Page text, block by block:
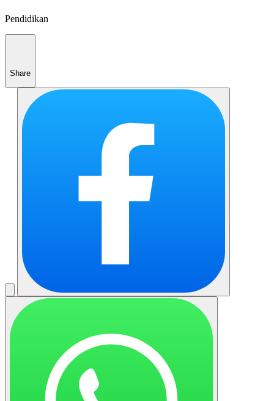
Pendidikan
Share